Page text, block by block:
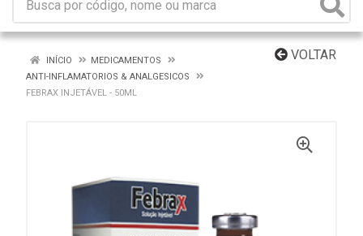
VOLTAR
INÍCIO
MEDICAMENTOS
ANTI-INFLAMATORIOS & ANALGESICOS
FEBRAX INJETÁVEL - 50ML